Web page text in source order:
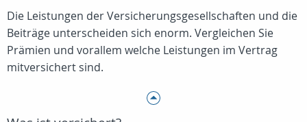
Die Leistungen der Versicherungsgesellschaften und die
Beiträge unterscheiden sich enorm. Vergleichen Sie
Prämien und vorallem welche Leistungen im Vertrag
mitversichert sind.